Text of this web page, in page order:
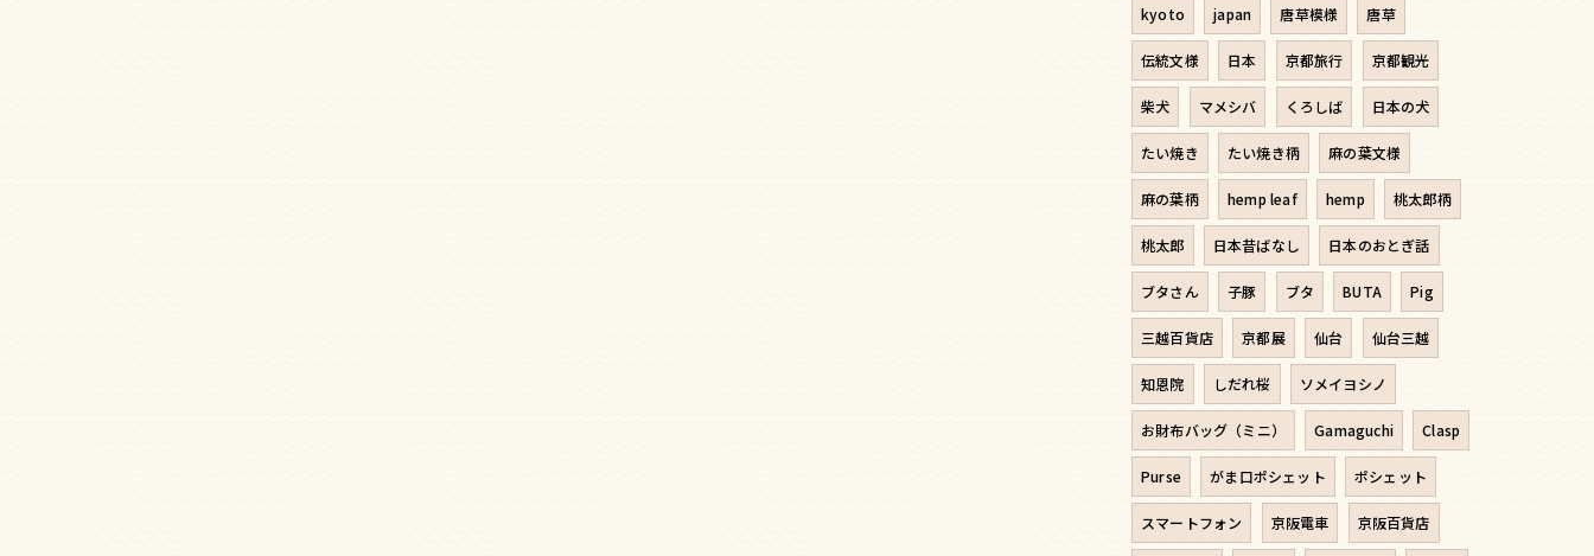
kyoto japan 唐草模様 唐草
伝統文様 日本 京都旅行 京都観光
柴犬 マメシバ くろしば 日本の犬
たい焼き たい焼き柄 麻の葉文様
麻の葉柄 hemp leaf hemp 桃太郎柄
桃太郎 日本昔ばなし 日本のおとぎ話
ブタさん 子豚 ブタ BUTA Pig
三越百貨店 京都展 仙台 仙台三越
知恩院 しだれ桜 ソメイヨシノ
お財布バッグ（ミニ） Gamaguchi Clasp
Purse がま口ポシェット ポシェット
スマートフォン 京阪電車 京阪百貨店